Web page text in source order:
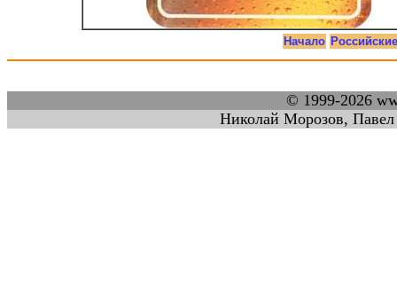
Начало Российские
© 1999-2026
Николай Морозов,